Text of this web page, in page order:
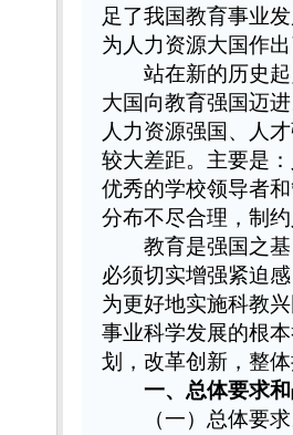
足了我国教育事业
为人力资源大国作
站在新的历史起
大国向教育强国迈
人力资源强国、人
较大差距。主要是
优秀的学校领导者
分布不尽合理，制
教育是强国之基
必须切实增强紧迫
为更好地实施科教
事业科学发展的根
划，改革创新，整
一、总体要求
（一）总体要